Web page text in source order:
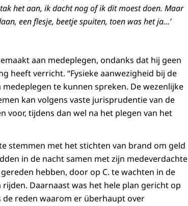
het aan, ikdacht nog of ik dit moest doen. Maar
een flesje, beetje spuiten, toen was het ja...’
aan medeplegen, ondanks dat hij geen
heeft verricht. “Fysieke aanwezigheid bij de
te kunnen spreken. De wezenlijke
kan volgens vaste jurisprudentie van de
voor, tijdens dan wel na het plegen van het
stemmen met het stichten van brand om geld
in de nacht samen met zijn medeverdachte
hebben, door op C. te wachten in de
Daarnaast was het hele plan gericht op
de reden waarom er überhaupt over